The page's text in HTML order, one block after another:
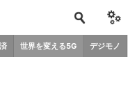
世界を変える5G デジモノ